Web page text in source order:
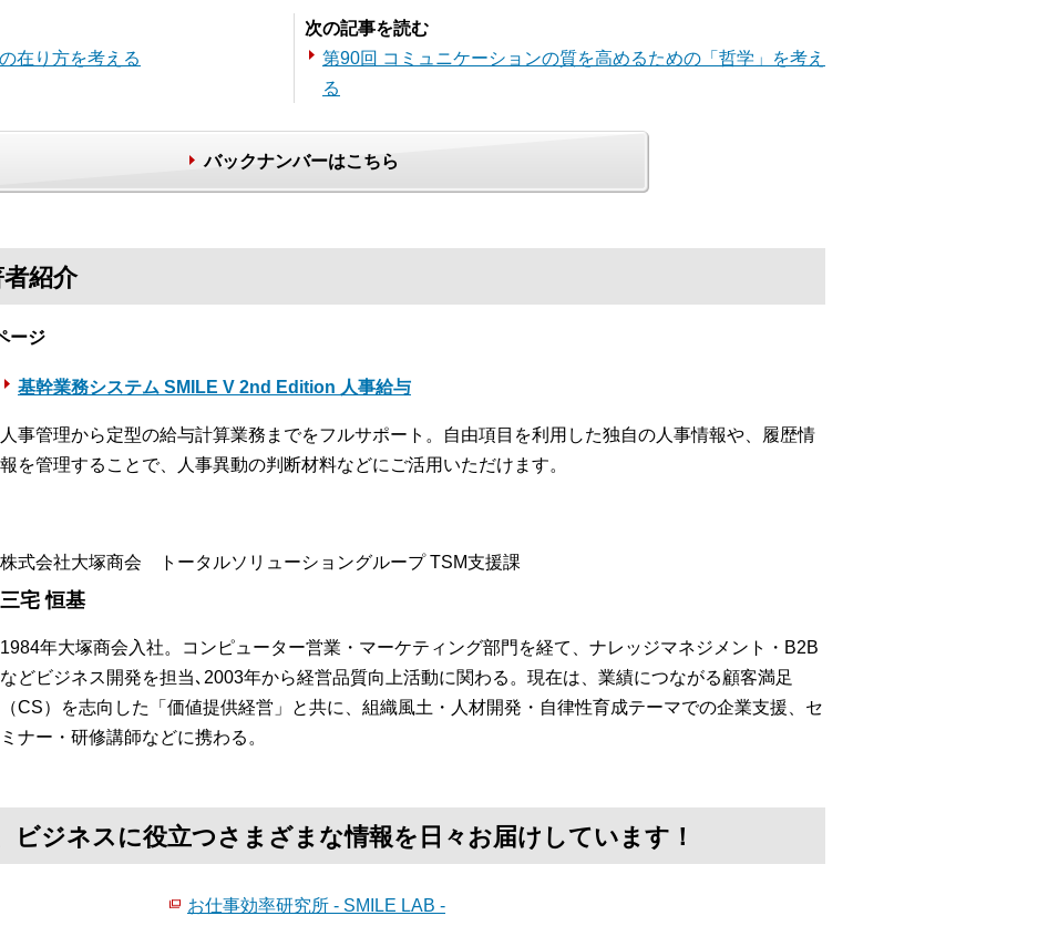
在り方を考える
次の記事を読む
第90回 コミュニケーションの質を高めるための「哲学」を考え
る
バックナンバーはこちら
紹介
ージ
基幹業務システム SMILE V 2nd Edition 人事給与
人事管理から定型の給与計算業務までをフルサポート。自由項目を利用した独自の人事情報や、履歴情
報を管理することで、人事異動の判断材料などにご活用いただけます。
株式会社大塚商会 トータルソリューショングループ TSM支援課
三宅 恒基
1984年大塚商会入社。コンピューター営業・マーケティング部門を経て、ナレッジマネジメント・B2B
などビジネス開発を担当､2003年から経営品質向上活動に関わる。現在は、業績につながる顧客満足
（CS）を志向した「価値提供経営」と共に、組織風土・人材開発・自律性育成テーマでの企業支援、セ
ミナー・研修講師などに携わる。
ビジネスに役立つさまざまな情報を日々お届けしています！
お仕事効率研究所 - SMILE LAB -